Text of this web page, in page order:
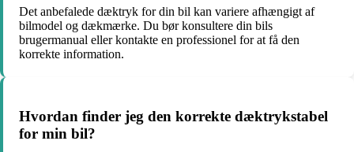
Det anbefalede dæktryk for din bil kan variere afhængigt af
bilmodel og dækmærke. Du bør konsultere din bils
brugermanual eller kontakte en professionel for at få den
korrekte information.
Hvordan finder jeg den korrekte dæktrykstabel
for min bil?